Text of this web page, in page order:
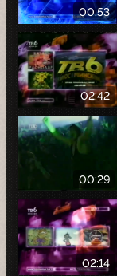
00:53
02:42
00:29
02:14